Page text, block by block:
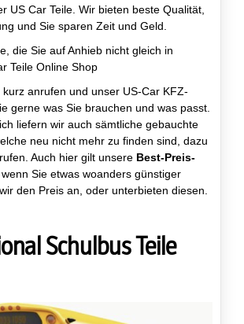
US Car Teile. Wir bieten beste Qualität,
und Sie sparen Zeit und Geld.
die Sie auf Anhieb nicht gleich in
Teile Online Shop
anrufen und unser US-Car KFZ-
gerne was Sie brauchen und was passt.
liefern wir auch sämtliche gebauchte
neu nicht mehr zu finden sind, dazu
Auch hier gilt unsere Best-Preis-
wenn Sie etwas woanders günstiger
den Preis an, oder unterbieten diesen.
Schulbus Teile